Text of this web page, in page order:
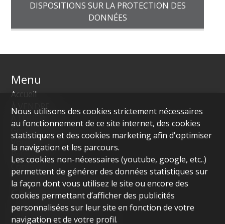
DISPOSITIONS SUR LA PROTECTION DES
DONNÉES
Menu
Accueil
À VENDRE
À LOUER
Gestion de propriétés
Votre agence
Références
Contact
Contactez-nous
Tactica Real Estate
Chemin des Hauts-Crêts 38
Nous utilisons des cookies strictement nécessaires
au fonctionnement de ce site internet, des cookies
statistiques et des cookies marketing afin d'optimiser
la navigation et les parcours.
Les cookies non-nécessaires (youtube, google, etc..)
permettent de générer des données statistiques sur
la façon dont vous utilisez le site ou encore des
cookies permettant d’afficher des publicités
personnalisées sur leur site en fonction de votre
navigation et de votre profil.